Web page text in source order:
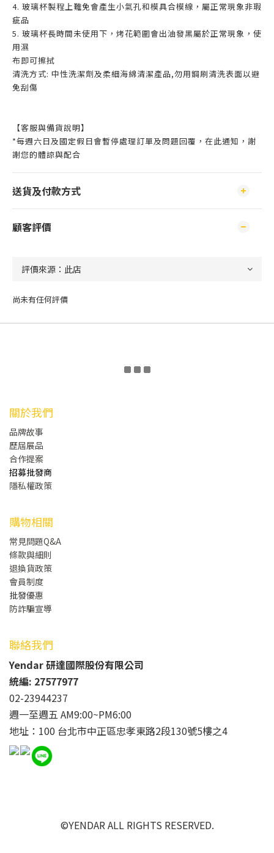
4. 玻璃杯製程上難免會產生小氣孔和模具合模線，屬正常現象非瑕
疵品
5. 玻璃杯長時間未使用下，烤花範圍會出油發黑屬於正常現象，使
用濕
布即可擦拭
清洗方式: 中性洗潔劑及柔細海綿清潔產品,勿用鋼刷清洗表面以避
免刮傷
【客服與備貨說明】
*每週六日及國定假日會暫停處理訂單及問題回覆，在此通知，謝
謝您的體諒與配合
送貨及付款方式
顧客評價
尚未有任何評價
關於我們
品牌故事
歷屆展品
合作提案
招募批發商
隱私權政策
購物相關
常見問題Q&A
條款與細則
退換貨政策
會員制度
批發優惠
防詐騙宣導
聯絡我們
Yendar 研達國際股份有限公司
統編: 27577977
02-23944237
週一至週五 AM9:00~PM6:00
地址：100 台北市中正區忠孝東路2段130號5樓之4
©YENDAR ALL RIGHTS RESERVED.